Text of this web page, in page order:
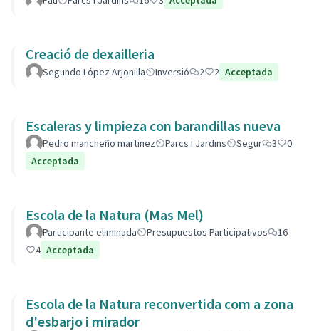
Creació de dexailleria
Segundo López Arjonilla Inversió 2 2 Acceptada
Escaleras y limpieza con barandillas nueva
Pedro mancheño martinez Parcs i Jardins Segur 3
0
Acceptada
Escola de la Natura (Mas Mel)
Participante eliminada Presupuestos Participativos
16
4 Acceptada
Escola de la Natura reconvertida com a zona
d'esbarjo i mirador